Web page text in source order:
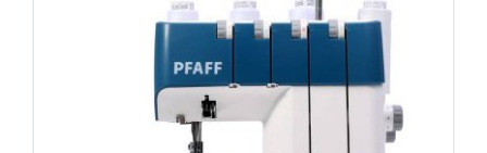
IN DEN WARENKORB / DETAILS